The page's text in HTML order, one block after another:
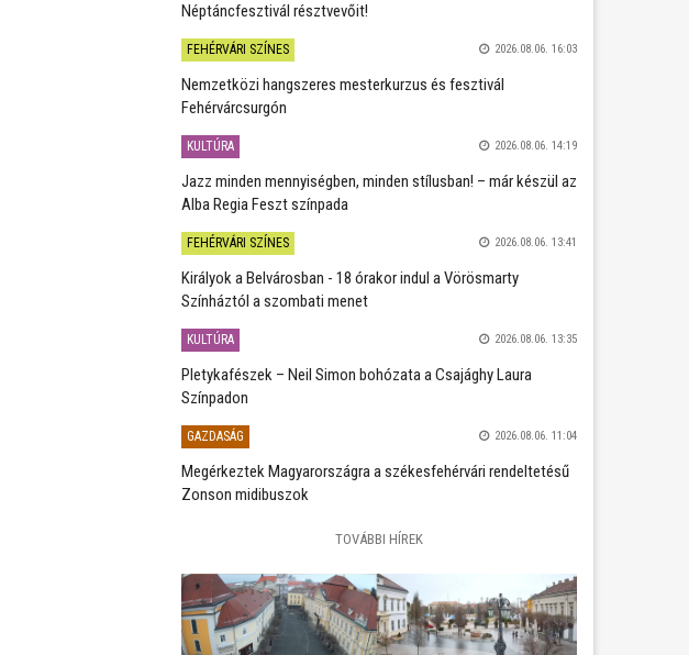
Néptáncfesztivál résztvevőit!
FEHÉRVÁRI SZÍNES 2026.08.06. 16:03
Nemzetközi hangszeres mesterkurzus és fesztivál
Fehérvárcsurgón
KULTÚRA 2026.08.06. 14:19
Jazz minden mennyiségben, minden stílusban! – már készül az
Alba Regia Feszt színpada
FEHÉRVÁRI SZÍNES 2026.08.06. 13:41
Királyok a Belvárosban - 18 órakor indul a Vörösmarty
Színháztól a szombati menet
KULTÚRA 2026.08.06. 13:35
Pletykafészek – Neil Simon bohózata a Csajághy Laura
Színpadon
GAZDASÁG 2026.08.06. 11:04
Megérkeztek Magyarországra a székesfehérvári rendeltetésű
Zonson midibuszok
TOVÁBBI HÍREK